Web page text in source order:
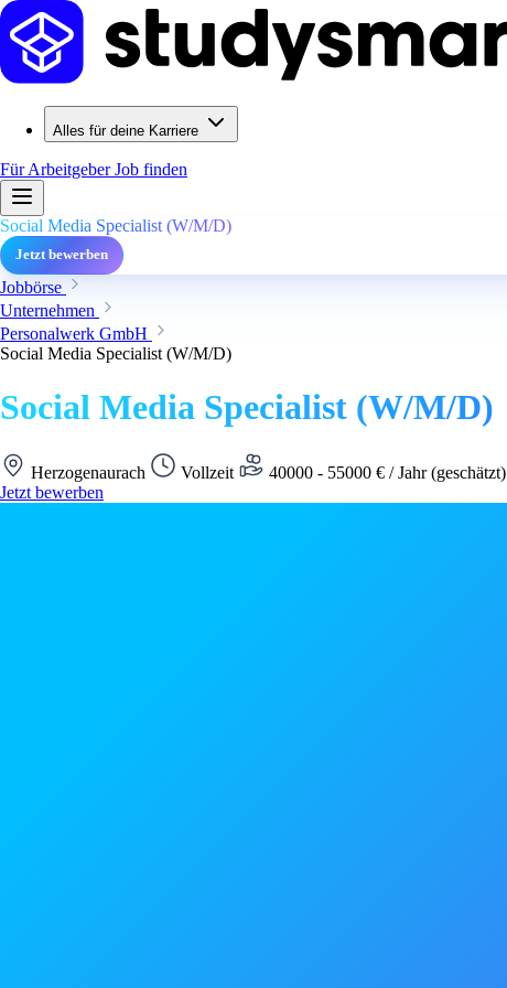
Alles für deine Karriere
Für ArbeitgeberJob finden
Social Media Specialist (W/M/D)
Jetzt bewerben
Jobbörse
Unternehmen
Personalwerk GmbH
Social Media Specialist (W/M/D)
Social Media Specialist (W/M/D)
Herzogenaurach Vollzeit 40000 - 55000 € / Jahr (geschätzt)
Jetzt bewerben